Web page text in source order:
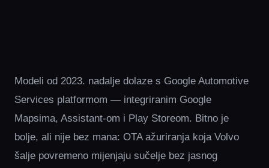
Modeli od 2023. nadalje dolaze s Google Automotive
Services platformom — integriranim Google
Mapsima, Assistant-om i Play Storeom. Bitno je
bolje, ali nije bez mana: OTA ažuriranja koja Volvo
šalje povremeno mijenjaju sučelje bez jasnog